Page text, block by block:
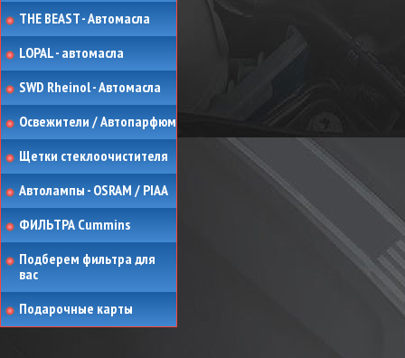
THE BEAST - Автомасла
LOPAL - автомасла
SWD Rheinol - Автомасла
Освежители / Автопарфюм
Щетки стеклоочистителя
Автолампы - OSRAM / PIAA
ФИЛЬТРА Cummins
Подберем фильтра для
вас
Подарочные карты